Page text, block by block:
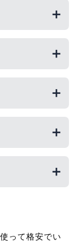
人気。
。
もおすすめで
人気プラ
って格安でい